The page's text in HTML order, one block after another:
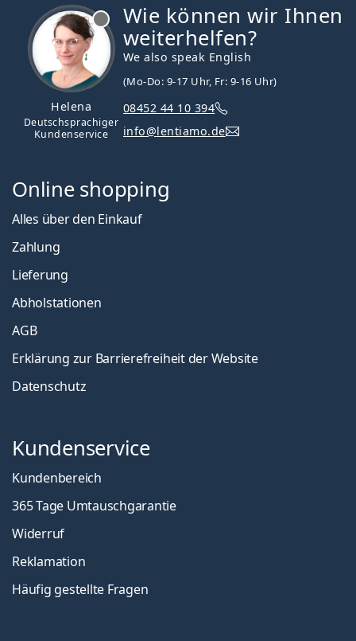
Helena
Deutschsprachiger
Kundenservice
Wie können wir Ihnen
weiterhelfen?
We also speak English
(Mo-Do: 9-17 Uhr, Fr: 9-16 Uhr)
08452 44 10 394
info@lentiamo.de
Online shopping
Alles über den Einkauf
Zahlung
Lieferung
Abholstationen
AGB
Erklärung zur Barrierefreiheit der Website
Datenschutz
Kundenservice
Kundenbereich
365 Tage Umtauschgarantie
Widerruf
Reklamation
Häufig gestellte Fragen